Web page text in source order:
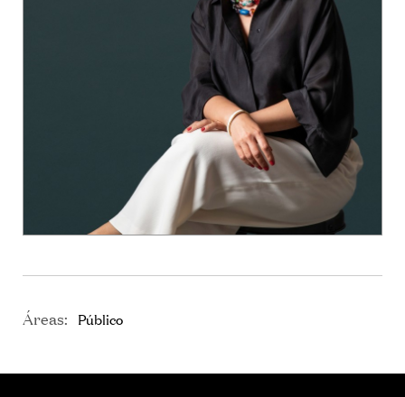
Áreas: Público